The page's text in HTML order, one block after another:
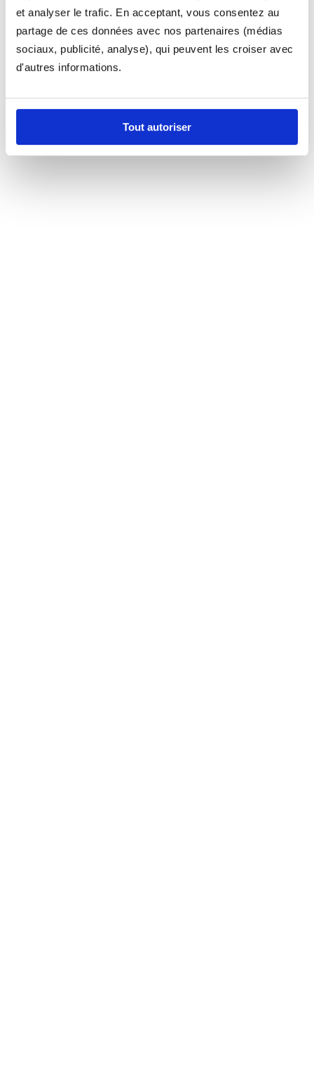
et analyser le trafic. En acceptant, vous consentez au
partage de ces données avec nos partenaires (médias
sociaux, publicité, analyse), qui peuvent les croiser avec
d'autres informations.
Tout autoriser